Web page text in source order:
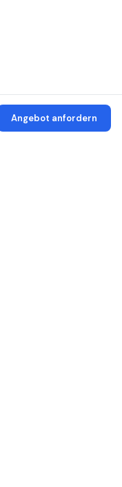
Angebot anfordern